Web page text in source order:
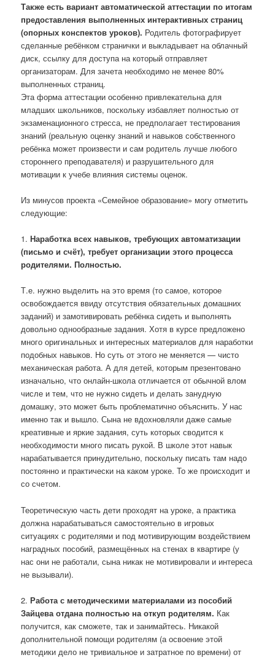
Также есть вариант автоматической аттестации по итогам
предоставления выполненных интерактивных страниц
(опорных конспектов уроков). Родитель фотографирует
сделанные ребёнком странички и выкладывает на облачный
диск, ссылку для доступа на который отправляет
организаторам. Для зачета необходимо не менее 80%
выполненных страниц.
Эта форма аттестации особенно привлекательна для
младших школьников, поскольку избавляет полностью от
экзаменационного стресса, не предполагает тестирования
знаний (реальную оценку знаний и навыков собственного
ребёнка может произвести и сам родитель лучше любого
стороннего преподавателя) и разрушительного для
мотивации к учебе влияния системы оценок.
Из минусов проекта «Семейное образование» могу отметить
следующие:
1.Наработка всех навыков, требующих автоматизации
(письмо и счёт), требует организации этого процесса
родителями. Полностью.
Т.е. нужно выделить на это время (то самое, которое
освобождается ввиду отсутствия обязательных домашних
заданий) и замотивировать ребёнка сидеть и выполнять
довольно однообразные задания. Хотя в курсе предложено
много оригинальных и интересных материалов для наработки
подобных навыков. Но суть от этого не меняется — чисто
механическая работа. А для детей, которым презентовано
изначально, что онлайн-школа отличается от обычной влом
числе и тем, что не нужно сидеть и делать занудную
домашку, это может быть проблематично объяснить. У нас
именно так и вышло. Сына не вдохновляли даже самые
креативные и яркие задания, суть которых сводится к
необходимости много писать рукой. В школе этот навык
нарабатывается принудительно, поскольку писать там надо
постоянно и практически на каком уроке. То же происходит и
со счетом.
Теоретическую часть дети проходят на уроке, а практика
должна нарабатываться самостоятельно в игровых
ситуациях с родителями и под мотивирующим воздействием
наградных пособий, размещённых на стенах в квартире (у
нас они не работали, сына никак не мотивировали и интереса
не вызывали).
2.Работа с методическими материалами из пособий
Зайцева отдана полностью на откуп родителям. Как
получится, как сможете, так и занимайтесь. Никакой
дополнительной помощи родителям (а освоение этой
методики дело не тривиальное и затратное по времени) от